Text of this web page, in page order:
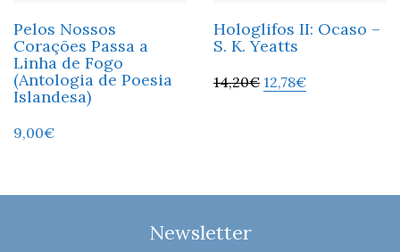
Pelos Nossos
Corações Passa a
Linha de Fogo
(Antologia de Poesia
Islandesa)
9,00€
Hologlifos II: Ocaso –
S. K. Yeatts
14,20€ 12,78€
Newsletter